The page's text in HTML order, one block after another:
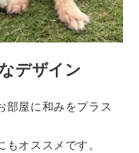
デザイン
部屋に和みをプラス
オススメです。